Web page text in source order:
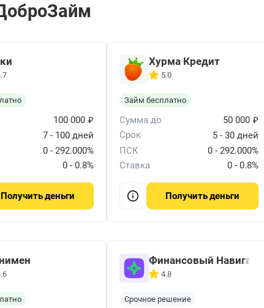
100 000 ₽
7 - 100 дней
0 - 292.000%
0 - 0.8%
Получитьденьги
Хурма Кредит
5.0
Займ бесплатно
Сумма до 50 000 ₽
Срок
5 - 30 дней
ПСК
0 - 292.000%
Ставка
0 - 0.8%
Получитьденьги
Финансовый Навигатор
4.8
Срочное решение